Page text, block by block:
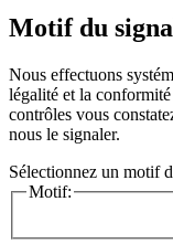
Motif du
Nous effectuons
légalité et la
contrôles vous
nous le signaler.
Sélectionnez un motif
Motif: